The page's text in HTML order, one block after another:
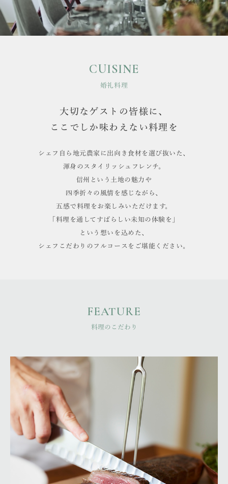
CUISINE
婚礼料理
大切なゲストの皆様に、
ここでしか味わえない料理を
シェフ自ら地元農家に出向き食材を選び抜いた、
渾身のスタイリッシュフレンチ。
信州という土地の魅力や
四季折々の風情を感じながら、
五感で料理をお楽しみいただけます。
「料理を通してすばらしい未知の体験を」
という想いを込めた、
シェフこだわりのフルコースをご堪能ください。
FEATURE
料理のこだわり